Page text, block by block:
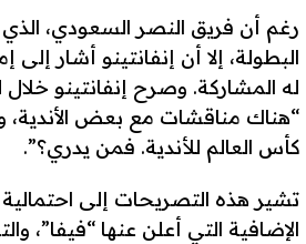
رغم أن فريق النصر السعودي، الذي
له المشاركة. وصرح إنفانتينو خلال
“هناك مناقشات مع بعض الأندية،
كأس العالم للأندية. فمن يدري؟”.
تشير هذه التصريحات إلى احتمالية
الإضافية التي أعلن عنها “فيفا”،